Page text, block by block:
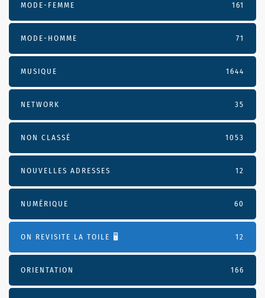
MODE-FEMME 161
MODE-HOMME 71
MUSIQUE 1644
NETWORK 35
NON CLASSÉ 1053
NOUVELLES ADRESSES 12
NUMÉRIQUE 60
ON REVISITE LA TOILE 🖥️ 12
ORIENTATION 166